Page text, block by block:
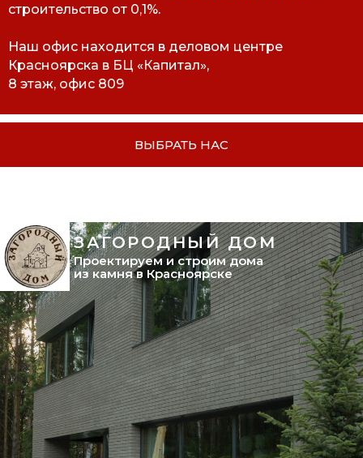
строительство от 0,1%.
Наш офис находится в деловом центре
Красноярска в БЦ «Капитал»,
8 этаж, офис 809
ВЫБРАТЬ НАС
ЗАГОРОДНЫЙ ДОМ
Проектируем и строим дома
из камня в Красноярске